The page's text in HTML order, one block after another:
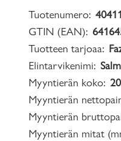
Tuotenumero:
GTIN (EAN):
Tuotteen tarjoaa:
Elintarvikenimi:
Myyntierän koko:
Myyntierän
Myyntierän
Myyntierän mitat